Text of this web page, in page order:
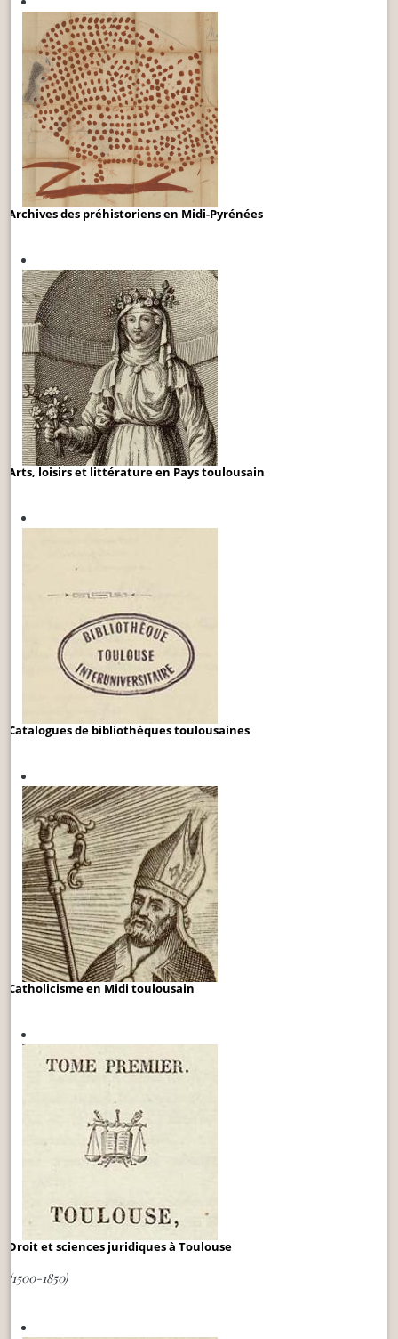
Archives des préhistoriens en Midi-Pyrénées
Arts, loisirs et littérature en Pays toulousain
Catalogues de bibliothèques toulousaines
Catholicisme en Midi toulousain
Droit et sciences juridiques à Toulouse
(1500-1850)